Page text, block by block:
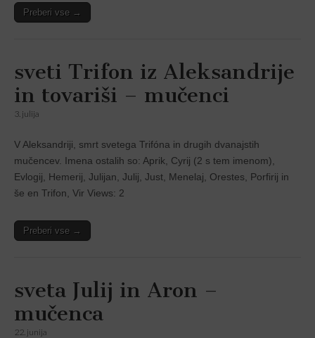
Preberi vse →
sveti Trifon iz Aleksandrije
in tovariši – mučenci
3. julija
V Aleksandriji, smrt svetega Trifóna in drugih dvanajstih
mučencev. Imena ostalih so: Aprik, Cyrij (2 s tem imenom),
Evlogij, Hemerij, Julijan, Julij, Just, Menelaj, Orestes, Porfirij in
še en Trifon, Vir Views: 2
Preberi vse →
sveta Julij in Aron –
mučenca
22. junija